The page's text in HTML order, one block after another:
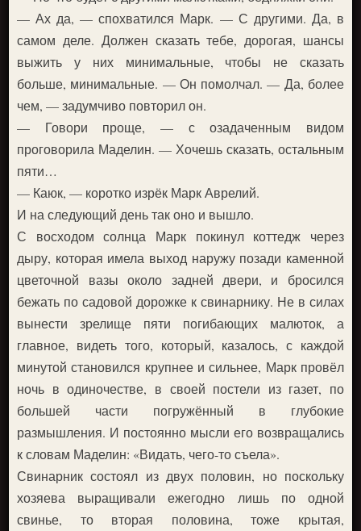
— Ах да, — спохватился Марк. — С другими. Да, в
самом деле. Должен сказать тебе, дорогая, шансы
выжить у них минимальные, чтобы не сказать
больше, минимальные. — Он помолчал. — Да, более
чем, — задумчиво повторил он.
— Говори проще, — с озадаченным видом
проговорила Маделин. — Хочешь сказать, остальным
пяти…
— Каюк, — коротко изрёк Марк Аврелий.
И на следующий день так оно и вышло.
С восходом солнца Марк покинул коттедж через
дыру, которая имела выход наружу позади каменной
цветочной вазы около задней двери, и бросился
бежать по садовой дорожке к свинарнику. Не в силах
вынести зрелище пяти погибающих малюток, а
главное, видеть того, который, казалось, с каждой
минутой становился крупнее и сильнее, Марк провёл
ночь в одиночестве, в своей постели из газет, по
большей части погружённый в глубокие
размышления. И постоянно мысли его возвращались
к словам Маделин: «Видать, чего-то съела».
Свинарник состоял из двух половин, но поскольку
хозяева выращивали ежегодно лишь по одной
свинье, то вторая половина, тоже крытая,